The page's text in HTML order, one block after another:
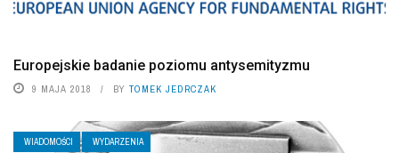
Europejskie badanie poziomu antysemityzmu
9 MAJA 2018 BY TOMEK JEDRCZAK
WIADOMOŚCI WYDARZENIA